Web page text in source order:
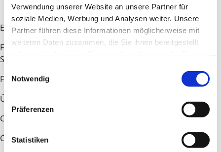
Verwendung unserer Website an unsere Partner für
soziale Medien, Werbung und Analysen weiter. Unsere
Partner führen diese Informationen möglicherweise mit
weiteren Daten zusammen, die Sie ihnen bereitgestellt
Notwendig
Präferenzen
Statistiken
Entdecken
Für Startups & TalentsFür UnternehmenCoworking
SpacePartnerÜber LOVEDIS
Fokusthemen
Überblick
COMMUNITY
ÖkosystemNewsroom